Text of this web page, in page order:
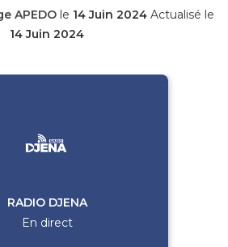
APEDO le 14 Juin 2024 Actualisé le
14 Juin 2024
RADIO DJENA
En direct